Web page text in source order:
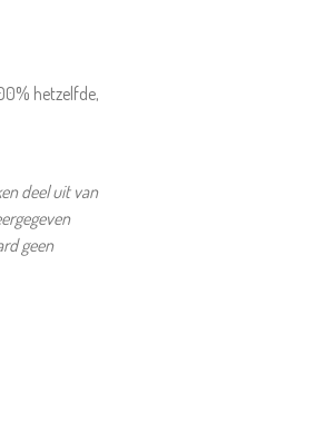
hetzelfde,
deel uit van
geen